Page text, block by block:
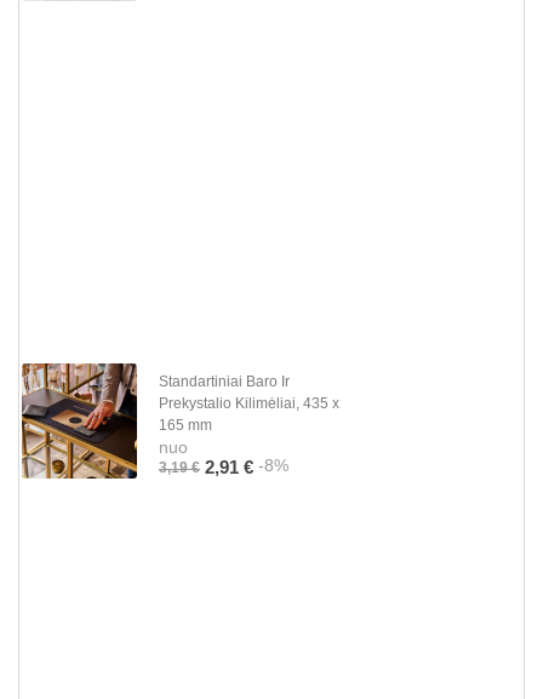
Standartiniai Baro Ir
Prekystalio Kilimėliai, 435 x
165 mm
nuo
3,19 € 2,91 € -8%